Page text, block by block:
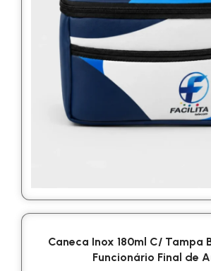
Caneca Inox 180ml C/ Tampa
Funcionário Final de